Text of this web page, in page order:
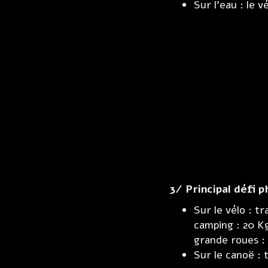
Sur l’eau : le
3/ Principal défi
Sur le vélo :
camping : 20
grande roues
Sur le canoë :